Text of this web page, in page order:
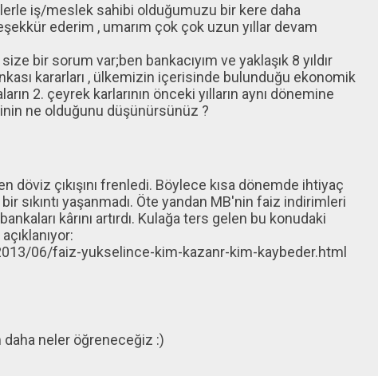
iş/meslek sahibi olduğumuzu bir kere daha
ederim , umarım çok çok uzun yıllar devam
bir sorum var;ben bankacıyım ve yaklaşık 8 yıldır
kararları , ülkemizin içerisinde bulunduğu ekonomik
2. çeyrek karlarının önceki yılların aynı dönemine
ne olduğunu düşünürsünüz ?
döviz çıkışını frenledi. Böylece kısa dönemde ihtiyaç
sıkıntı yaşanmadı. Öte yandan MB'nin faiz indirimleri
kârını artırdı. Kulağa ters gelen bu konudaki
06/faiz-yukselince-kim-kazanr-kim-kaybeder.html
neler öğreneceğiz :)